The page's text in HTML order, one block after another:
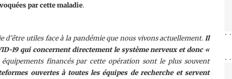
par cette maladie.
d’être utiles face à la pandémie que nous vivons actuellement.Il
19 qui concernent directement le système nerveux et donc «
équipements financés par cette opération sont le plus souvent
ouvertes à toutes les équipes de recherche et servent